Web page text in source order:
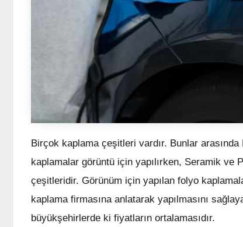
Birçok kaplama çeşitleri vardır. Bunlar
kaplamalar görüntü için yapılırken, Seramik ve
çeşitleridir. Görünüm için yapılan folyo
kaplama firmasına anlatarak yapılmasını
büyükşehirlerde ki fiyatların ortalamasıdır.